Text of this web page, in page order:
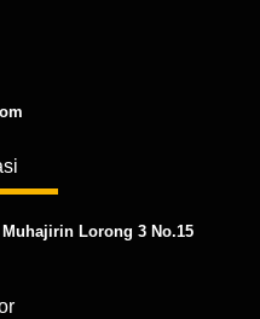
Lorong 3 No.15